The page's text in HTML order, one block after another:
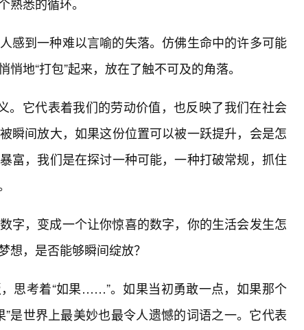
感到一种难以言喻的失落。仿佛生命中的许多可能
地“打包”起来，放在了触不可及的角落。
。它代表着我们的劳动价值，也反映了我们在社会
瞬间放大，如果这份位置可以被一跃提升，会是怎
富，我们是在探讨一种可能，一种打破常规，抓住
字，变成一个让你惊喜的数字，你的生活会发生怎
想，是否能够瞬间绽放？
思考着“如果……”。如果当初勇敢一点，如果那个
世界上最美妙也最令人遗憾的词语之一。它代表